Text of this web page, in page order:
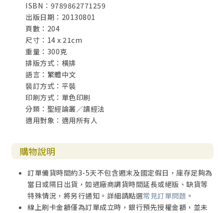
ISBN：9789862771259
出版日期：20130801
頁數：204
尺寸：14 x 21cm
重量：300克
排版方式：橫排
語言：繁體中文
裝訂方式：平裝
印刷方式：單色印刷
分類：聖經論叢／讀經法
適用對象：適用所有人
購物說明
訂單備貨時間約3-5天不包含週末及國定假日，庫存足夠為
當日或隔日出貨，如遇廠商調貨時間延長或絕版、缺貨等
特殊情況，將另行通知。詳細請點選常見訂單問題 。
線上刷卡金額僅為訂單成立時，銀行預先授權金額，並未